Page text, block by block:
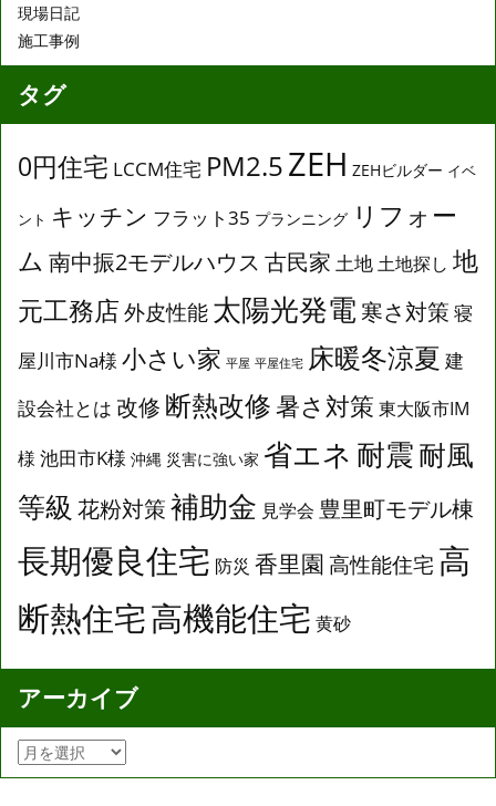
現場日記
施工事例
タグ
0円住宅 LCCM住宅 PM2.5ZEH ZEHビルダー イベ
ント キッチン フラット35 プランニング リフォー
ム 南中振2モデルハウス 古民家 土地土地探し 地
元工務店 外皮性能 太陽光発電寒さ対策 寝
屋川市Na様 小さい家 平屋 平屋住宅 床暖冬涼夏 建
設会社とは 改修 断熱改修暑さ対策 東大阪市IM
様 池田市K様 沖縄 災害に強い家 省エネ 耐震耐風
等級 花粉対策補助金 見学会 豊里町モデル棟
長期優良住宅 防災 香里園 高性能住宅 高
断熱住宅高機能住宅 黄砂
アーカイブ